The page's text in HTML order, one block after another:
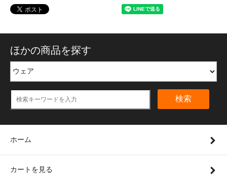
ほかの商品を探す
検索
ホーム
カートを見る